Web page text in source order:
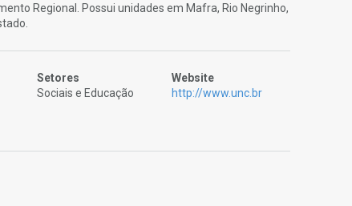
Regional. Possui unidades em Mafra, Rio Negrinho,
Setores
Sociais e Educação
Website
http://www.unc.br